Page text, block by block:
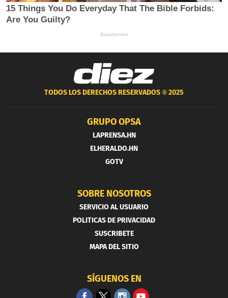
TODOS LOS DERECHOS RESERVADOS ®2025
GRUPO OPSA
LAPRENSA.HN
ELHERALDO.HN
GOTV
SOBRE NOSOTROS
SERVICIO AL USUARIO
POLITICAS DE PRIVACIDAD
SUSCRIBETE
MAPA DEL SITIO
SÍGUENOS EN